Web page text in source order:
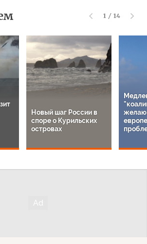
1 / 14
Новый шаг России в
споре о Курильских
островах